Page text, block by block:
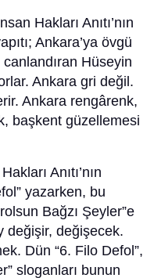
Hakları Anıtı’nın
Ankara’ya övgü
Hüseyin
Ankara gri değil.
Ankara rengârenk,
başkent güzellemesi
Anıtı’nın
yazarken, bu
Bağzı Şeyler”e
değişir, değişecek.
Dün “6. Filo Defol”,
sloganları bunun